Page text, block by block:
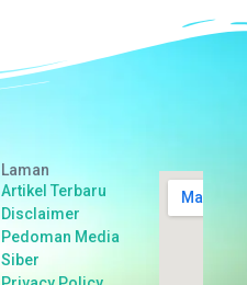
Laman
Artikel Terbaru
Disclaimer
Pedoman Media
Siber